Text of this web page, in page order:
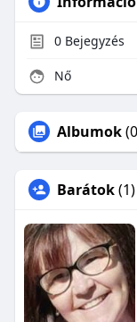
0Bejegyzés
Nő
Albumok
Barátok(1)